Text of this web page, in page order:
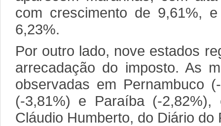
com crescimento de 9,61%,
6,23%.
Por outro lado, nove estados
arrecadação do imposto. As
observadas em Pernambuco
(-3,81%) e Paraíba (-
Cláudio Humberto, do Diário do